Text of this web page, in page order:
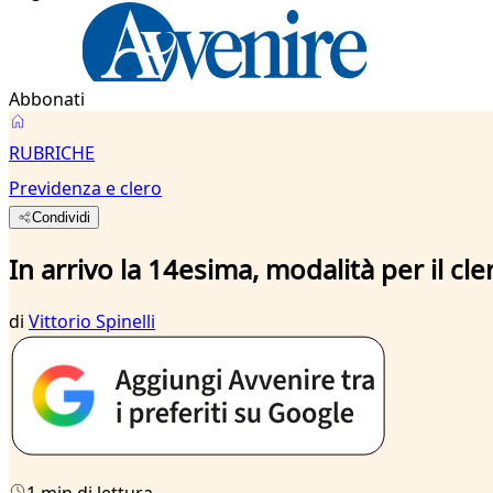
Abbonati
RUBRICHE
Previdenza e clero
Condividi
In arrivo la 14esima, modalità per il
di Vittorio Spinelli